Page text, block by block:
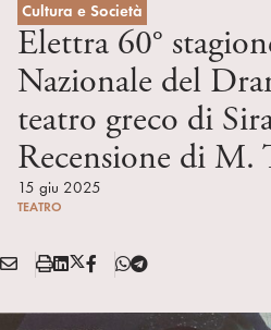
Cultura e Società
Elettra 60°
Nazionale del
teatro greco di
Recensione di M.
15 giu 2025
TEATRO
Condividi:
E
A
S
a
L
n
X
T
F
T
l